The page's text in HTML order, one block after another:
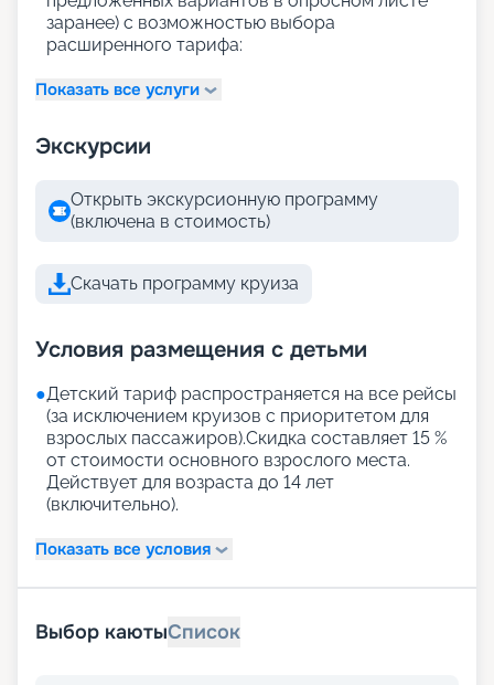
заранее) с возможностью выбора
расширенного тарифа:
Показать все услуги
Экскурсии
Открыть экскурсионную программу
(включена в стоимость)
Скачать программу круиза
Условия размещения с детьми
●Детский тариф распространяется на все рейсы
(за исключением круизов с приоритетом для
взрослых пассажиров).Скидка составляет 15 %
от стоимости основного взрослого места.
Действует для возраста до 14 лет
(включительно).
Показать все условия
Выбор каютыСписок